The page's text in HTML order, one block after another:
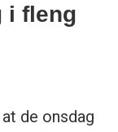
i fleng
de onsdag